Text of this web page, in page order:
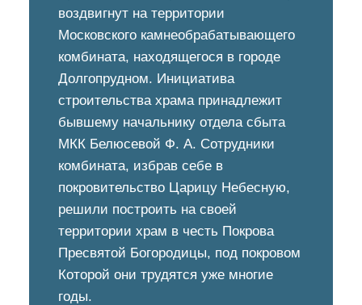
воздвигнут на территории
Московского камнеобрабатывающего
комбината, находящегося в городе
Долгопрудном. Инициатива
строительства храма принадлежит
бывшему начальнику отдела сбыта
МКК Белюсевой Ф. А. Сотрудники
комбината, избрав себе в
покровительство Царицу Небесную,
решили построить на своей
территории храм в честь Покрова
Пресвятой Богородицы, под покровом
Которой они трудятся уже многие
годы.